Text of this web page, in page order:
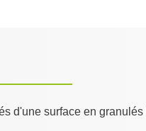
d'une surface en